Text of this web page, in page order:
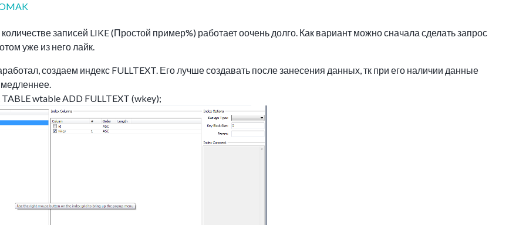
записей LIKE (Простой пример%) работает оочень долго. Как вариант можно сначала сделать запрос
уже из него лайк.
создаем индекс FULLTEXT. Его лучше создавать после занесения данных, тк при его наличии данные
TABLE wtable ADD FULLTEXT (wkey);